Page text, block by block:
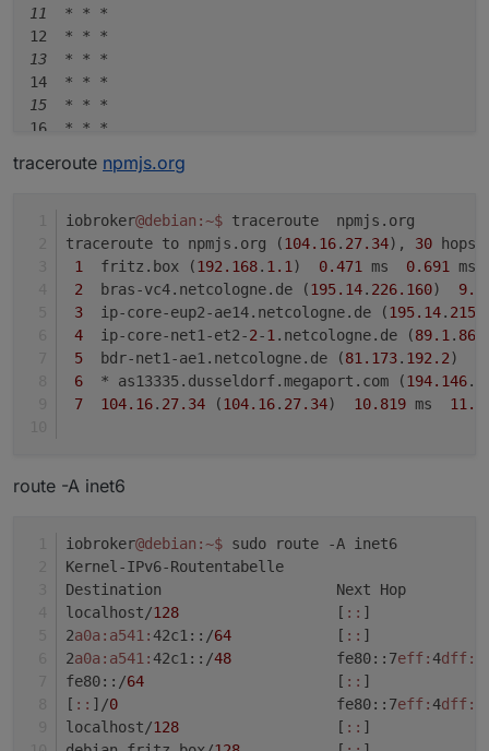
11  *
* *
12 * *
*
13  *
* *
14 * *
*
15  *
* *
16 * *
*
18 * *
*
* * *
21  * * *
* *
*
* *
* *
*
* *
* *
*
* *
* *
*
traceroute npmjs.org
iobroker@debian :~$ traceroute  npmjs.org
traceroute to npmjs.org (104.16. 27.34), 30 hops
1
  fritz.box (
192.168. 1.1 ) 0.471 ms 0.691
2
  bras-vc4.netcologne.de (
195.14. 226.160)
3
  ip-core-eup2-ae14.netcologne.de (
195.14.
4
  ip-core-net1-et2-
2-1 .netcologne.de (89.1 .
5
  bdr-net1-ae1.netcologne.de (
81.173. 192.2)
6
  * as13335.dusseldorf.megaport.com (
194.146.
7
104.16. 27.34 (104.16. 27.34) 10.819 ms
route -A inet6
iobroker@debian :~$ sudo route -A inet6
Kernel-IPv6-Routentabelle
Destination                    Next Hop
localhost/128
                  [
: : ]
2a0a: a541:42c1::/64
            [
: : ]
2a0a: a541:42c1::/48
            fe80::7
eff:4dff:
fe80::/64
                      [
: : ]
[ : : ]/0
                         fe80::7
eff:4dff:
localhost/128
                  [
: : ]